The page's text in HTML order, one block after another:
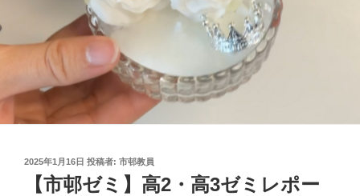
投
2025年1月16日 投稿者: 市邨教員
【市邨ゼミ】高2・高3ゼミレポー